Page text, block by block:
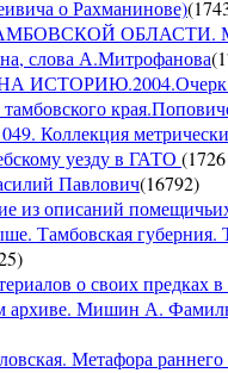
о Рахманинове)(
ОБЛАСТИ.
слова А.Митрофанова(
ИСТОРИЮ.2004.Очерк
тамбовского
Коллекция
уезду в ГАТО (
Павлович(16792)
из описаний
Тамбовская губерния.
)
о своих предках
архиве. Мишин А.
Метафора раннего